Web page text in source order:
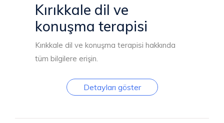
Kırıkkale dil ve
konuşma terapisi
Kırıkkale dil ve konuşma terapisi hakkında
tüm bilgilere erişin.
Detayları göster